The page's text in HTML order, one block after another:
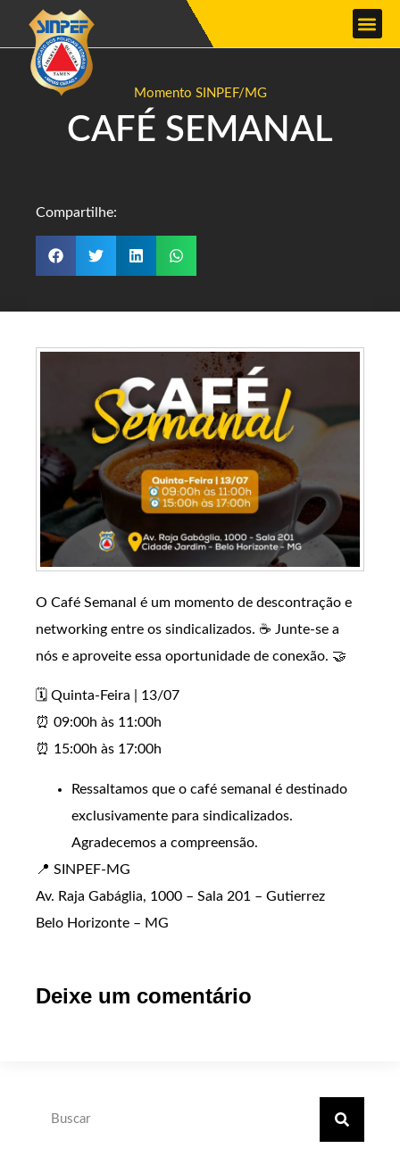
Momento SINPEF/MG
CAFÉ SEMANAL
Compartilhe:
O Café Semanal é um momento de descontração e
networking entre os sindicalizados. ☕️ Junte-se a
nós e aproveite essa oportunidade de conexão. 🤝
🗓️ Quinta-Feira | 13/07
⏰ 09:00h às 11:00h
⏰ 15:00h às 17:00h
Ressaltamos que o café semanal é destinado
exclusivamente para sindicalizados.
Agradecemos a compreensão.
📍 SINPEF-MG
Av. Raja Gabáglia, 1000 – Sala 201 – Gutierrez
Belo Horizonte – MG
Deixe um comentário